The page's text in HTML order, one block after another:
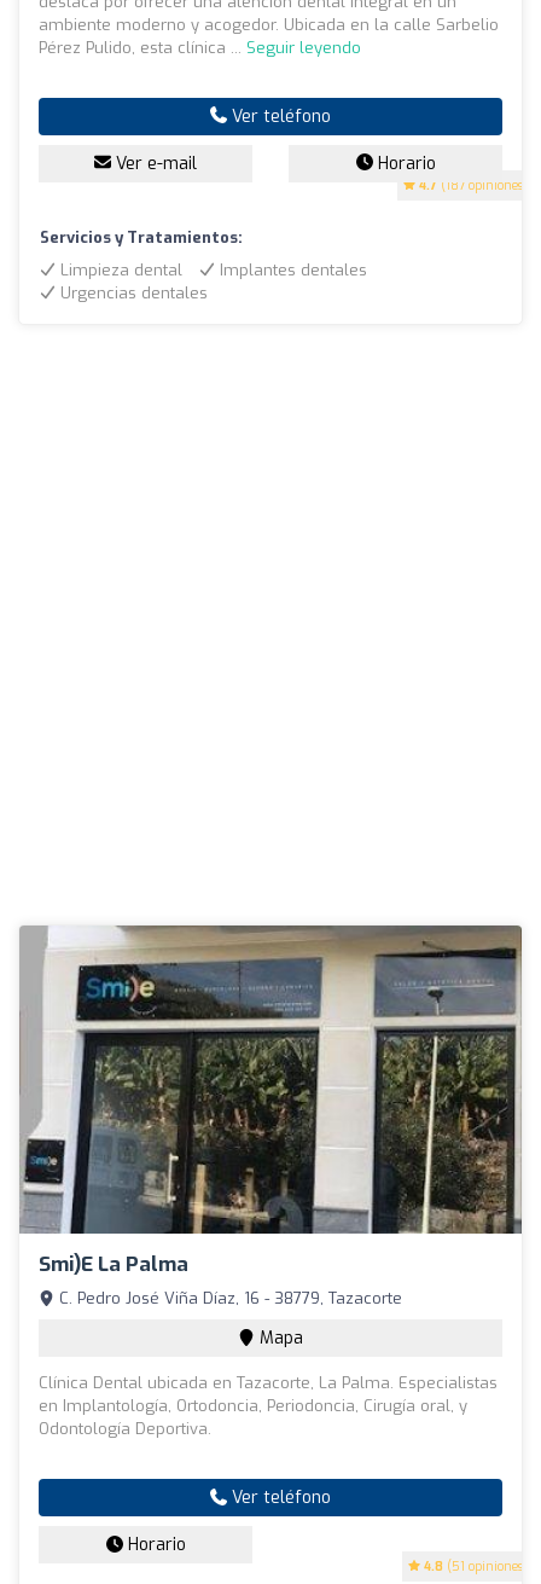
4.7 (187 opiniones)
ambiente moderno y acogedor. Ubicada en la calle Sarbelio
Pérez Pulido, esta clínica ... Seguir leyendo
Ver teléfono
Ver e-mail Horario
Servicios y Tratamientos:
Limpieza dental
Implantes dentales
Urgencias dentales
Smi)e La Palma
4.8 (51 opiniones)
C. Pedro José Viña Díaz, 16 - 38779, Tazacorte
Mapa
Clínica Dental ubicada en Tazacorte, La Palma. Especialistas
en Implantología, Ortodoncia, Periodoncia, Cirugía oral, y
Odontología Deportiva.
Ver teléfono
Horario